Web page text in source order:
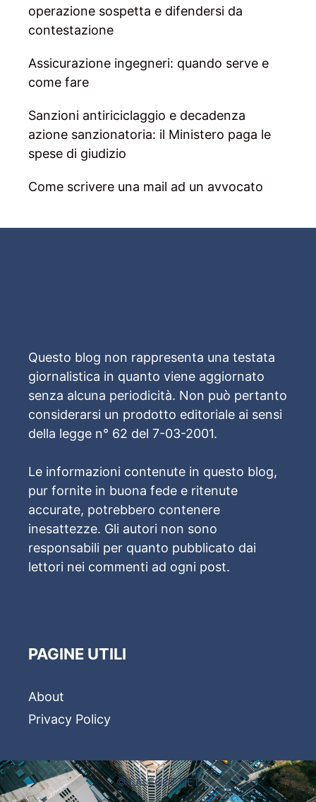
operazione sospetta e difendersi da
contestazione
Assicurazione ingegneri: quando serve e
come fare
Sanzioni antiriciclaggio e decadenza
azione sanzionatoria: il Ministero paga le
spese di giudizio
Come scrivere una mail ad un avvocato
Questo blog non rappresenta una testata
giornalistica in quanto viene aggiornato
senza alcuna periodicità. Non può pertanto
considerarsi un prodotto editoriale ai sensi
della legge n° 62 del 7-03-2001.
Le informazioni contenute in questo blog,
pur fornite in buona fede e ritenute
accurate, potrebbero contenere
inesattezze. Gli autori non sono
responsabili per quanto pubblicato dai
lettori nei commenti ad ogni post.
PAGINE UTILI
About
Privacy Policy
© LALEGGE.NET